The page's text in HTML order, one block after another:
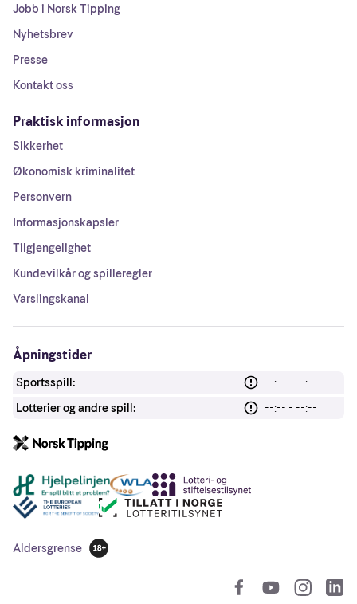
Jobb i Norsk Tipping
Nyhetsbrev
Presse
Kontakt oss
Praktisk informasjon
Sikkerhet
Økonomisk kriminalitet
Personvern
Informasjonskapsler
Tilgjengelighet
Kundevilkår og spilleregler
Varslingskanal
Åpningstider
Sportsspill:
--:-- - --:--
Lotterier og andre spill:
--:-- - --:--
Andre lenker
Aldersgrense
18 år